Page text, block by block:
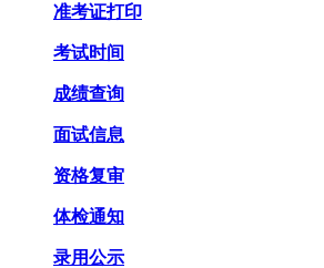
准考证打印
考试时间
成绩查询
面试信息
资格复审
体检通知
录用公示